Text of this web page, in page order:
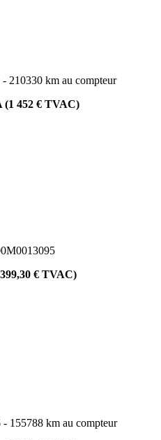
210330 km au compteur
(1 452 € TVAC)
€ TVAC)
155788 km au compteur